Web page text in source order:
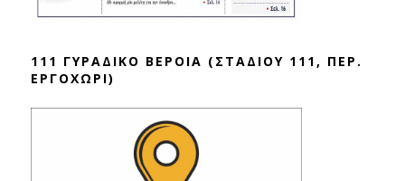
111 ΓΥΡΑΔΙΚΟ ΒΕΡΟΙΑ (ΣΤΑΔΙΟΥ 111, ΠΕΡ.
ΕΡΓΟΧΩΡΙ)